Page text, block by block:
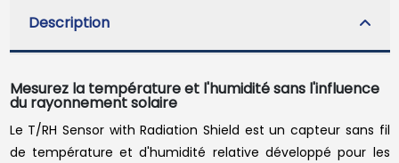
Description
Mesurez la température et l'humidité sans l'influence
du rayonnement solaire
Le T/RH Sensor with Radiation Shield est un capteur sans fil
de température et d'humidité relative développé pour les